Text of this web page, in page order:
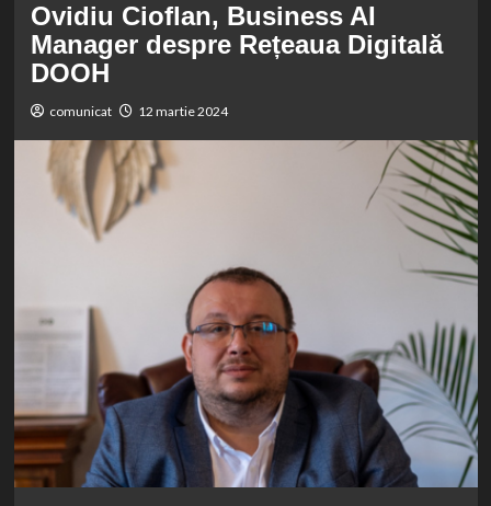
Ovidiu Cioflan, Business AI
Manager despre Rețeaua Digitală
DOOH
comunicat 12 martie 2024